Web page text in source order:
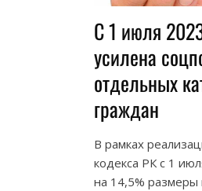
С 1 июля
усилена
отдельных
граждан
В рамках
кодекса РК с 1
на 14,5% размеры